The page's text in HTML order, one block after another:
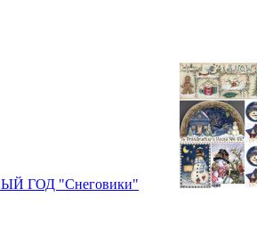
ГОД "Снеговики"